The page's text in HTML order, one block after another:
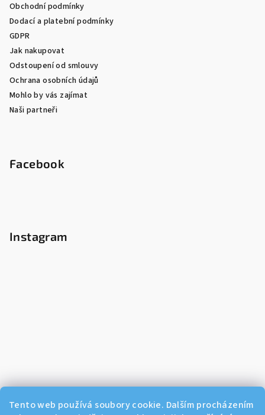
Tento web používá soubory cookie. Dalším procházením
Obchodní podmínky
Dodací a platební podmínky
GDPR
Jak nakupovat
Odstoupení od smlouvy
Ochrana osobních údajů
Mohlo by vás zajímat
Naši partneři
Facebook
Instagram